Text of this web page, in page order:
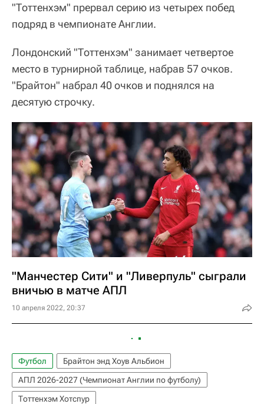
"Тоттенхэм" прервал серию из четырех побед
подряд в чемпионате Англии.
Лондонский "Тоттенхэм" занимает четвертое
место в турнирной таблице, набрав 57 очков.
"Брайтон" набрал 40 очков и поднялся на
десятую строчку.
"Манчестер Сити" и "Ливерпуль" сыграли
вничью в матче АПЛ
10 апреля 2022, 20:37
Футбол
Брайтон энд Хоув Альбион
АПЛ 2026-2027 (Чемпионат Англии по футболу)
Тоттенхэм Хотспур